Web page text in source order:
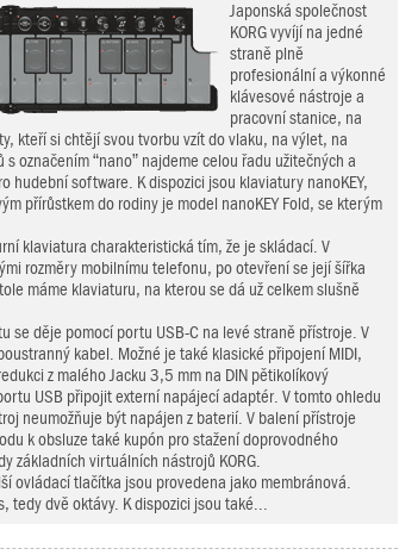
Japonská společnost
KORG vyvíjí na jedné
straně plně
profesionální a výkonné
klávesové nástroje a
pracovní stanice, na
kteří si chtějí svou tvorbu vzít do vlaku, na výlet, na
označením “nano” najdeme celou řadu užitečných a
hudební software. K dispozici jsou klaviatury nanoKEY,
přírůstkem do rodiny je model nanoKEY Fold, se kterým
klaviatura charakteristická tím, že je skládací. V
rozměry mobilnímu telefonu, po otevření se její šířka
máme klaviaturu, na kterou se dá už celkem slušně
se děje pomocí portu USB-C na levé straně přístroje. V
kabel. Možné je také klasické připojení MIDI,
z malého Jacku 3,5 mm na DIN pětikolíkový
USB připojit externí napájecí adaptér. V tomto ohledu
neumožňuje být napájen z baterií. V balení přístroje
k obsluze také kupón pro stažení doprovodného
základních virtuálních nástrojů KORG.
ovládací tlačítka jsou provedena jako membránová.
tedy dvě oktávy. K dispozici jsou také...